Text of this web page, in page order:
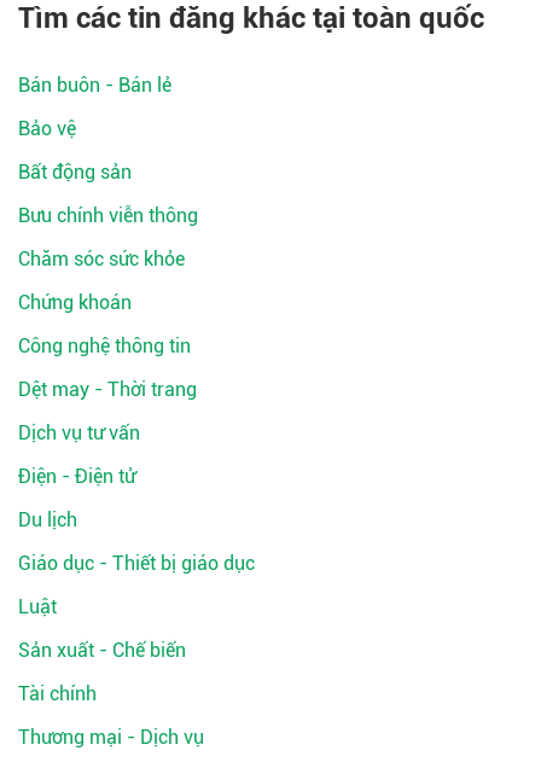
Tìm các tin đăng khác tại toàn quốc
Bán buôn - Bán lẻ
Bảo vệ
Bất động sản
Bưu chính viễn thông
Chăm sóc sức khỏe
Chứng khoán
Công nghệ thông tin
Dệt may - Thời trang
Dịch vụ tư vấn
Điện - Điện tử
Du lịch
Giáo dục - Thiết bị giáo dục
Luật
Sản xuất - Chế biến
Tài chính
Thương mại - Dịch vụ